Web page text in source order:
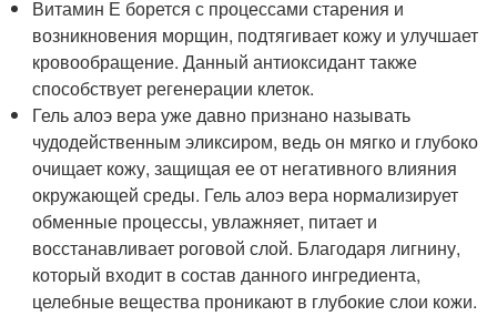
Витамин Е борется с процессами старения и
возникновения морщин, подтягивает кожу и улучшает
кровообращение. Данный антиоксидант также
способствует регенерации клеток.
Гель алоэ вера уже давно признано называть
чудодейственным эликсиром, ведь он мягко и глубоко
очищает кожу, защищая ее от негативного влияния
окружающей среды. Гель алоэ вера нормализирует
обменные процессы, увлажняет, питает и
восстанавливает роговой слой. Благодаря лигнину,
который входит в состав данного ингредиента,
целебные вещества проникают в глубокие слои кожи.